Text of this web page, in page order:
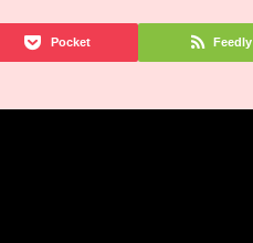
Pocket Feedly